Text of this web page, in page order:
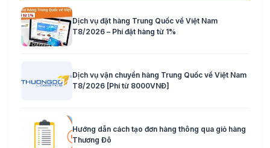
Dịch vụ đặt hàng Trung Quốc về Việt Nam
T8/2026 – Phí đặt hàng từ 1%
Dịch vụ vận chuyển hàng Trung Quốc về Việt Nam
T8/2026 [Phí từ 8000VNĐ]
Hướng dẫn cách tạo đơn hàng thông qua giỏ hàng
Thương Đô